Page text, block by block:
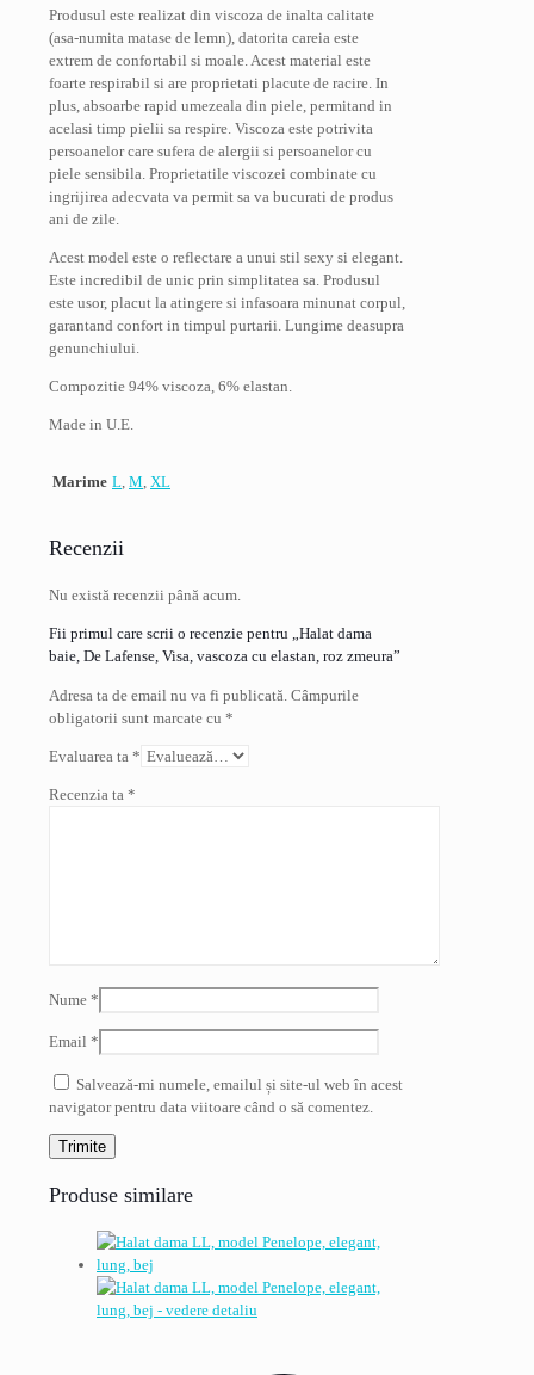
Produsul este realizat din viscoza de inalta calitate
(asa-numita matase de lemn), datorita careia este
extrem de confortabil si moale. Acest material este
foarte respirabil si are proprietati placute de racire. In
plus, absoarbe rapid umezeala din piele, permitand in
acelasi timp pielii sa respire. Viscoza este potrivita
persoanelor care sufera de alergii si persoanelor cu
piele sensibila. Proprietatile viscozei combinate cu
ingrijirea adecvata va permit sa va bucurati de produs
ani de zile.
Acest model este o reflectare a unui stil sexy si elegant.
Este incredibil de unic prin simplitatea sa. Produsul
este usor, placut la atingere si infasoara minunat corpul,
garantand confort in timpul purtarii. Lungime deasupra
genunchiului.
Compozitie 94% viscoza, 6% elastan.
Made in U.E.
Marime L, M, XL
Recenzii
Nu există recenzii până acum.
Fii primul care scrii o recenzie pentru „Halat dama
baie, De Lafense, Visa, vascoza cu elastan, roz zmeura”
Adresa ta de email nu va fi publicată. Câmpurile
obligatorii sunt marcate cu *
Evaluarea ta *
Recenzia ta *
Nume *
Email *
Salvează-mi numele, emailul și site-ul web în acest
navigator pentru data viitoare când o să comentez.
Produse similare